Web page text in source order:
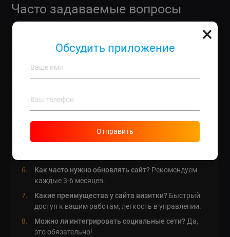
Часто задаваемые вопросы
Сколько времени займёт создание сайта?
Обычно от 1 до 3 месяцев.
Нужно ли мне обучаться управлению сайтом?
обязательно, мы предлагаем поддержку.
чистый код.
Можете помочь с логотипом?Да, мы
Как часто нужно обновлять сайт? Рекомендуем
каждые 3-6 месяцев.
Какие преимущества у сайта визитки? Быстрый
доступ к вашим работам, легкость в управлении.
Можно ли интегрировать социальные сети? Да,
это обязательно!
×
Обсудить приложение
Отправить